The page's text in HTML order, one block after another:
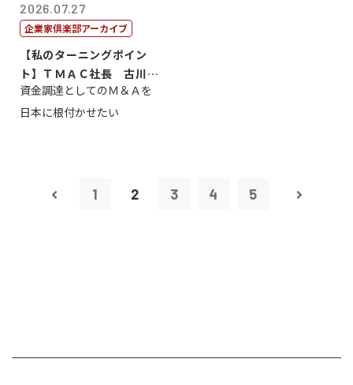
2026.07.27
企業家倶楽部アーカイブ
【私のターニングポイン
ト】ＴＭＡＣ社長 古川英
一
資金調達としてのＭ＆Ａを
日本に根付かせたい
1 2 3 4 5